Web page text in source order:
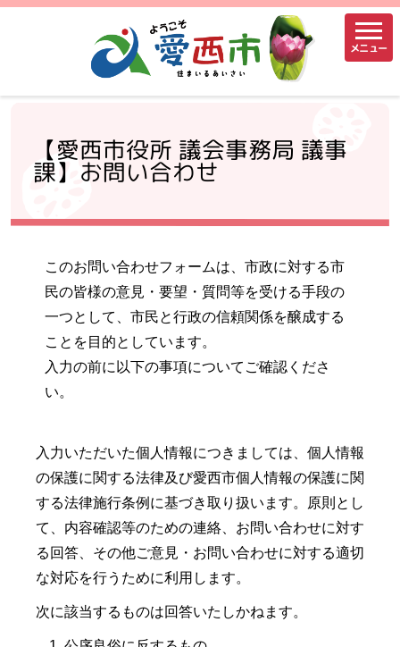
メニュー
【愛西市役所 議会事務局 議事
課】お問い合わせ
このお問い合わせフォームは、市政に対する市
民の皆様の意見・要望・質問等を受ける手段の
一つとして、市民と行政の信頼関係を醸成する
ことを目的としています。
入力の前に以下の事項についてご確認くださ
い。
入力いただいた個人情報につきましては、個人情報
の保護に関する法律及び愛西市個人情報の保護に関
する法律施行条例に基づき取り扱います。原則とし
て、内容確認等のための連絡、お問い合わせに対す
る回答、その他ご意見・お問い合わせに対する適切
な対応を行うために利用します。
次に該当するものは回答いたしかねます。